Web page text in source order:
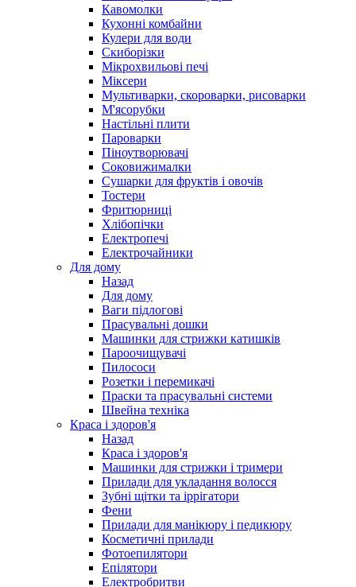
Кавомолки
Кухонні комбайни
Кулери для води
Скиборізки
Мікрохвильові печі
Міксери
Мультиварки, скороварки, рисоварки
М'ясорубки
Настільні плити
Пароварки
Піноутворювачі
Соковижималки
Сушарки для фруктів і овочів
Тостери
Фритюрниці
Хлібопічки
Електропечі
Електрочайники
Для дому
Назад
Для дому
Ваги підлогові
Прасувальні дошки
Машинки для стрижки катишків
Пароочищувачі
Пилососи
Розетки і перемикачі
Праски та прасувальні системи
Швейна техніка
Краса і здоров'я
Назад
Краса і здоров'я
Машинки для стрижки і тримери
Прилади для укладання волосся
Зубні щітки та іррігатори
Фени
Прилади для манікюру і педикюру
Косметичні прилади
Фотоепилятори
Епілятори
Електробритви